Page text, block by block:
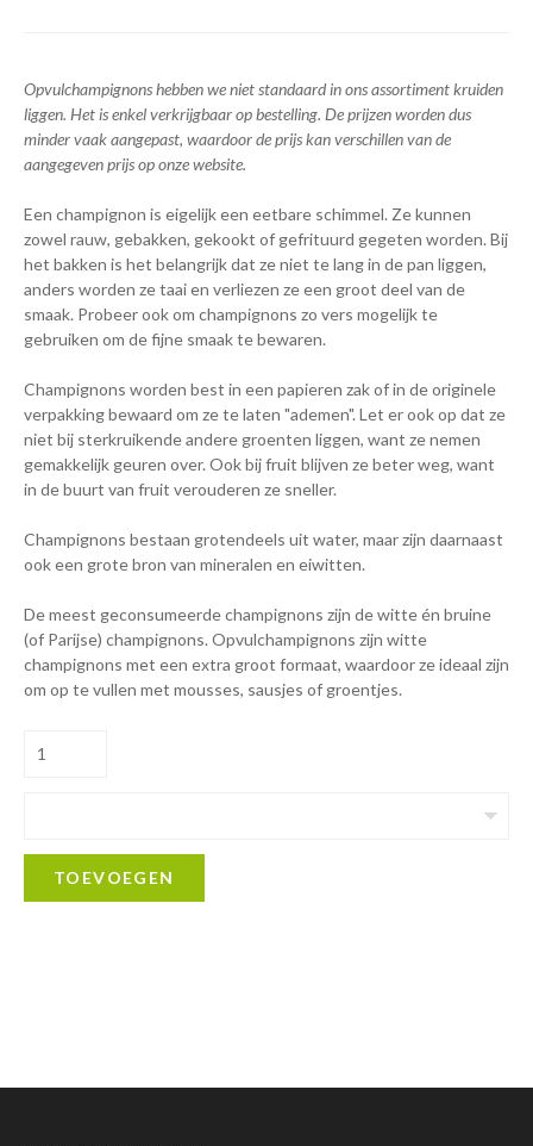
Opvulchampignons hebben we niet standaard in ons assortiment kruiden
liggen. Het is enkel verkrijgbaar op bestelling. De prijzen worden dus
minder vaak aangepast, waardoor de prijs kan verschillen van de
aangegeven prijs op onze website.
Een champignon is eigelijk een eetbare schimmel. Ze kunnen
zowel rauw, gebakken, gekookt of gefrituurd gegeten worden. Bij
het bakken is het belangrijk dat ze niet te lang in de pan liggen,
anders worden ze taai en verliezen ze een groot deel van de
smaak. Probeer ook om champignons zo vers mogelijk te
gebruiken om de fijne smaak te bewaren.
Champignons worden best in een papieren zak of in de originele
verpakking bewaard om ze te laten "ademen". Let er ook op dat ze
niet bij sterkruikende andere groenten liggen, want ze nemen
gemakkelijk geuren over. Ook bij fruit blijven ze beter weg, want
in de buurt van fruit verouderen ze sneller.
Champignons bestaan grotendeels uit water, maar zijn daarnaast
ook een grote bron van mineralen en eiwitten.
De meest geconsumeerde champignons zijn de witte én bruine
(of Parijse) champignons. Opvulchampignons zijn witte
champignons met een extra groot formaat, waardoor ze ideaal zijn
om op te vullen met mousses, sausjes of groentjes.
TOEVOEGEN